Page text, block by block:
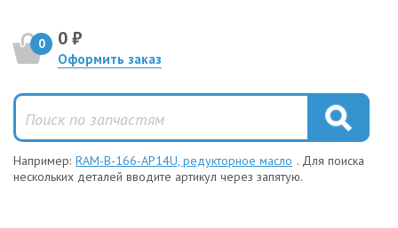
0 0 ₽
Оформить заказ
Например: RAM-B-166-AP14U, редукторное масло . Для поиска
нескольких деталей вводите артикул через запятую.